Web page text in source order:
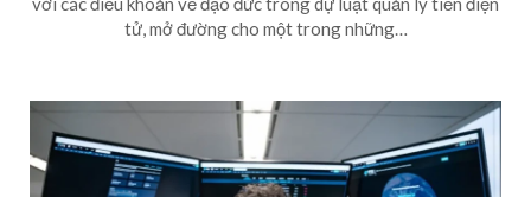
tử, mở đường cho một trong những…